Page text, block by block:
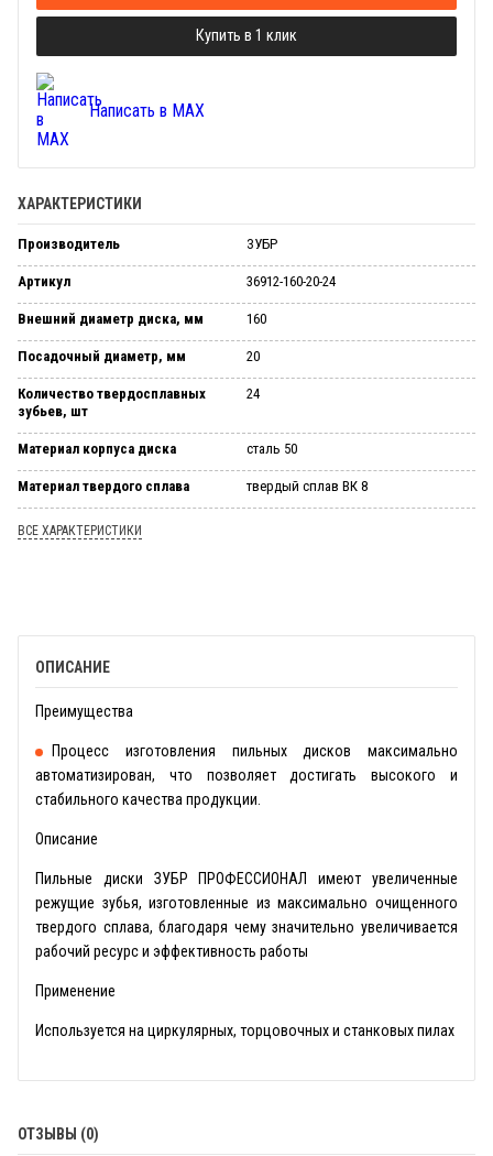
Купить в 1 клик
Написать в MAX
ХАРАКТЕРИСТИКИ
Производитель ЗУБР
Артикул 36912-160-20-24
Внешний диаметр диска, мм 160
Посадочный диаметр, мм 20
Количество твердосплавных
зубьев, шт
24
Материал корпуса диска сталь 50
Материал твердого сплава твердый сплав ВК 8
ВСЕ ХАРАКТЕРИСТИКИ
ОПИСАНИЕ
Преимущества
Процесс изготовления пильных дисков максимально
автоматизирован, что позволяет достигать высокого и
стабильного качества продукции.
Описание
Пильные диски ЗУБР ПРОФЕССИОНАЛ имеют увеличенные
режущие зубья, изготовленные из максимально очищенного
твердого сплава, благодаря чему значительно увеличивается
рабочий ресурс и эффективность работы
Применение
Используется на циркулярных, торцовочных и станковых пилах
ОТЗЫВЫ (0)